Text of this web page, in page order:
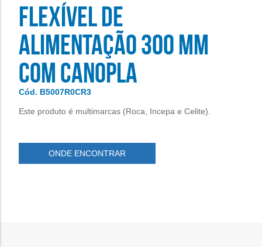
FLEXÍVEL DE
ALIMENTAÇÃO 300 MM
COM CANOPLA
Cód. B5007R0CR3
Este produto é multimarcas (Roca, Incepa e Celite).
ONDE ENCONTRAR